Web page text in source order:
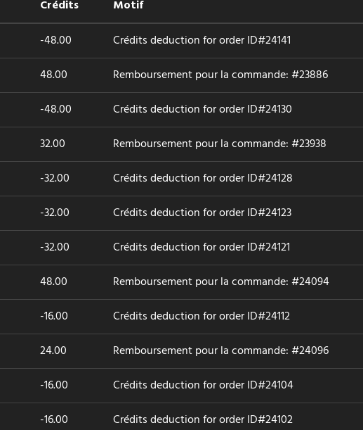
Crédits
Motif
-48.00
Crédits deduction for order ID#24141
48.00
Remboursement pour la commande: #23886
-48.00
Crédits deduction for order ID#24130
32.00
Remboursement pour la commande: #23938
-32.00
Crédits deduction for order ID#24128
-32.00
Crédits deduction for order ID#24123
-32.00
Crédits deduction for order ID#24121
48.00
Remboursement pour la commande: #24094
-16.00
Crédits deduction for order ID#24112
24.00
Remboursement pour la commande: #24096
-16.00
Crédits deduction for order ID#24104
-16.00
Crédits deduction for order ID#24102